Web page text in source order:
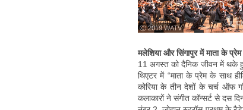
ⓒ 2019 WATV
मलेशिया और सिंगापुर में माता के प्रेम
11 अगस्त को दैनिक जीवन में थके हुए
थिएटर में “माता के प्रेम के साथ
कोरिया के तीन देशों के चर्च ऑफ
कलाकारों ने संगीत कॉन्सर्ट से दस